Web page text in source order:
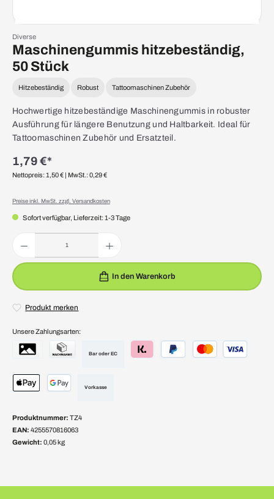
Diverse
Maschinengummis hitzebeständig,
50 Stück
Hitzebeständig Robust Tattoomaschinen Zubehör
Hochwertige hitzebeständige Maschinengummis in robuster
Ausführung für längere Benutzung und Haltbarkeit. Ideal für
Tattoomaschinen Zubehör und Ersatzteil.
1,79 €*
Nettopreis: 1,50 € | MwSt.: 0,29 €
Preise inkl. MwSt. zzgl. Versandkosten
Sofort verfügbar, Lieferzeit: 1-3 Tage
In den Warenkorb
Produkt merken
Unsere Zahlungsarten:
Vorkasse
Bar oder EC
Produktnummer: TZ4
EAN: 4255570816063
Gewicht: 0,05 kg